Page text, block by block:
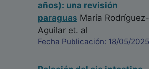
años): una revisión
paraguas María Rodríguez-
Aguilar et. al
Fecha Publicación: 18/05/2025